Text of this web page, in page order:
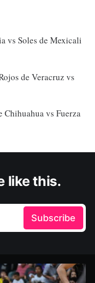
vs Soles de Mexicali
de Veracruz vs
Chihuahua vs Fuerza
like this.
Subscribe